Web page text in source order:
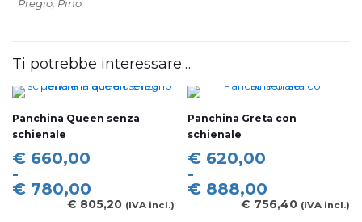
Pregio, Pino
Ti potrebbe interessare…
Panchina Queen senza
schienale
€ 660,00
-
€ 780,00
Fascia
di
prezzo:
€ 805,20 (IVA incl.)
Panchina Greta con
schienale
€ 620,00
-
€ 888,00
Fascia
di
prezzo:
€ 756,40 (IVA incl.)